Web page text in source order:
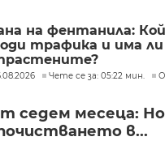
на фентанила: Кой
трафика и има ли
Чете се за: 05:22 мин.
седем месеца:
в...